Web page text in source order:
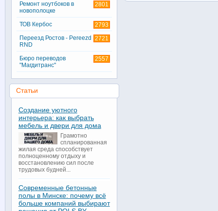
2801
Ремонт ноутбоков в
новополоцке
2793
ТОВ Кербос
2721
Переезд Ростов - Pereezd
RND
2557
Бюро переводов
"Магдитранс"
Статьи
Создание уютного
интерьера: как выбрать
мебель и двери для дома
Грамотно
спланированная
жилая среда способствует
полноценному отдыху и
восстановлению сил после
трудовых будней...
Современные бетонные
полы в Минске: почему всё
больше компаний выбирают